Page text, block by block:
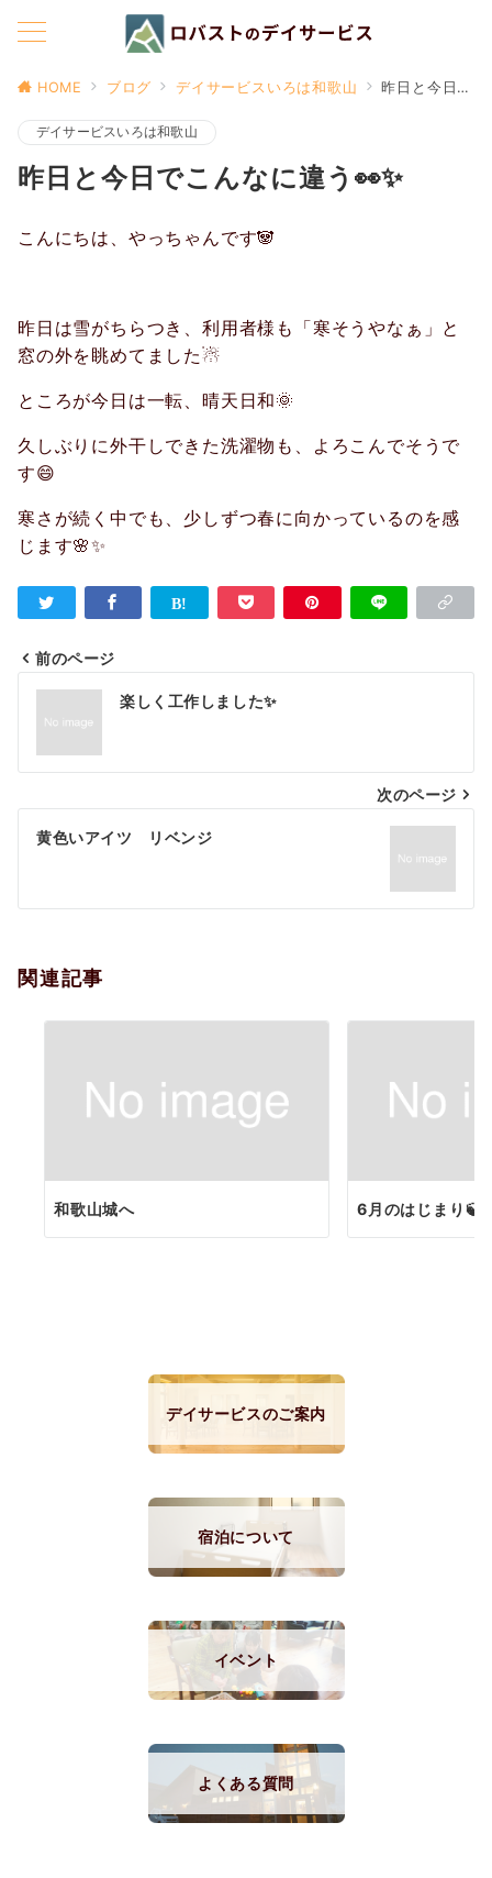
HOME ブログ デイサービスいろは和歌山 昨日と今日でこんなに違う👀✨
デイサービスいろは和歌山
昨日と今日でこんなに違う👀✨
こんにちは、やっちゃんです🐼
昨日は雪がちらつき、利用者様も「寒そうやなぁ」と
窓の外を眺めてました☃
ところが今日は一転、晴天日和🌞
久しぶりに外干しできた洗濯物も、よろこんでそうで
す😄
寒さが続く中でも、少しずつ春に向かっているのを感
じます🌸✨
投
ナ
ビ
ゲ
シ
ン
前のページ
楽しく工作しました✨
次のページ
黄色いアイツ リベンジ
関連記事
和歌山城へ 6月のはじまり🍃
デイサービスのご案内
宿泊について
イベント
よくある質問